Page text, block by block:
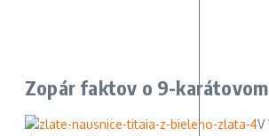
Zopár faktov o 9-
V